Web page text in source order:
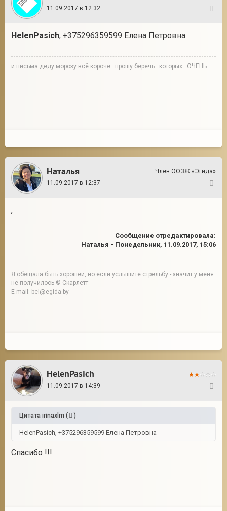
11.09.2017 в 12:32
HelenPasich, +375296359599 Елена Петровна
и письма деду морозу всё короче...прошу беречь...которых...ОЧЕНЬ...
Наталья
Член ООЗЖ «Эгида»
11.09.2017 в 12:37
,
Сообщение отредактировала:
Наталья - Понедельник, 11.09.2017, 15:06
Я обещала быть хорошей, но если услышите стрельбу - значит у меня
не получилось © Скарлетт
E-mail: bel@egida.by
HelenPasich
11.09.2017 в 14:39
Цитата irinaxlm ( )
HelenPasich, +375296359599 Елена Петровна
Спасибо !!!